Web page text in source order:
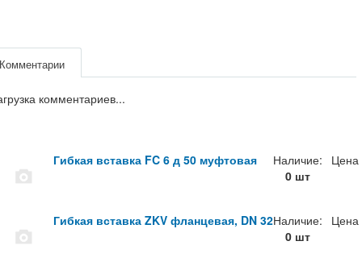
комментариев...
Гибкая вставка FC 6 д 50 муфтовая
Наличие:
0 шт
Цена
Гибкая вставка ZKV фланцевая, DN 32Наличие:
0 шт
Цена